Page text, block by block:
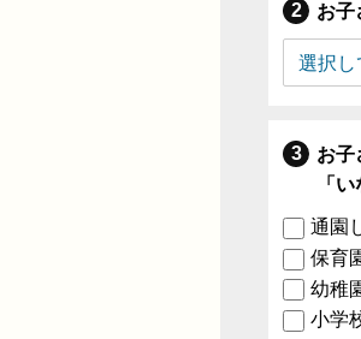
お子
お子
「
通園
保育
幼稚
小学